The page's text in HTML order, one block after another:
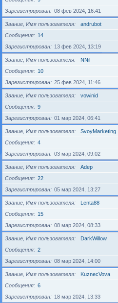
Зарегистрирован
08 фев 2024, 16:41
Звание, Имя пользователя
andrubot
Сообщения
14
Зарегистрирован
13 фев 2024, 13:19
Звание, Имя пользователя
NNil
Сообщения
10
Зарегистрирован
25 фев 2024, 11:46
Звание, Имя пользователя
vowinid
Сообщения
9
Зарегистрирован
01 мар 2024, 06:41
Звание, Имя пользователя
SvoyMarketing
Сообщения
4
Зарегистрирован
03 мар 2024, 09:02
Звание, Имя пользователя
Adep
Сообщения
22
Зарегистрирован
05 мар 2024, 13:27
Звание, Имя пользователя
Lenta88
Сообщения
15
Зарегистрирован
08 мар 2024, 08:33
Звание, Имя пользователя
DarkWillow
Сообщения
2
Зарегистрирован
08 мар 2024, 14:00
Звание, Имя пользователя
KuznecVova
Сообщения
6
Зарегистрирован
18 мар 2024, 13:33